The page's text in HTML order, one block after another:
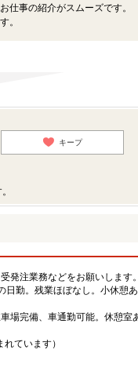
仕事の紹介がスムーズです。
。
キープ
発注業務などをお願いします
勤。残業ほぼなし。小休憩
場完備、車通勤可能。休憩室
ています）